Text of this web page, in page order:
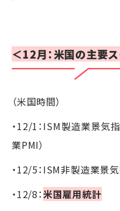
＜12月：米国の主要
（米国時間）
・12/1：ISM製造業景気
業PMI）
・12/5：ISM非製造業景
・12/8：米国雇用統計